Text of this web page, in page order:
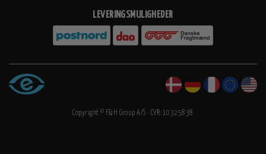
LEVERINGSMULIGHEDER
Copyright © F&H Group A/S · CVR: 10325838